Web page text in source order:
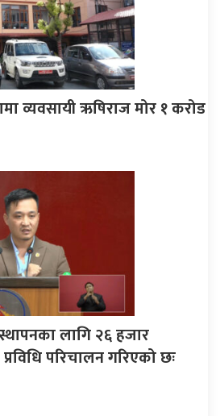
व्यवसायी ऋषिराज मोर १ करोड
लागि २६ हजार
परिचालन गरिएको छः